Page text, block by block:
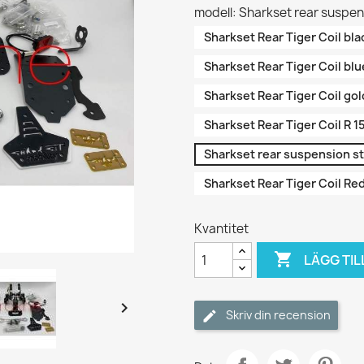

modell: Sharkset rear
Sharkset Rear Tiger Coil
Sharkset Rear Tiger Coil
Sharkset Rear Tiger Coil
Sharkset Rear Tiger Coil R
Sharkset rear suspension
Sharkset Rear Tiger Coil
Kvantitet
 LÄGG
Skriv din recension